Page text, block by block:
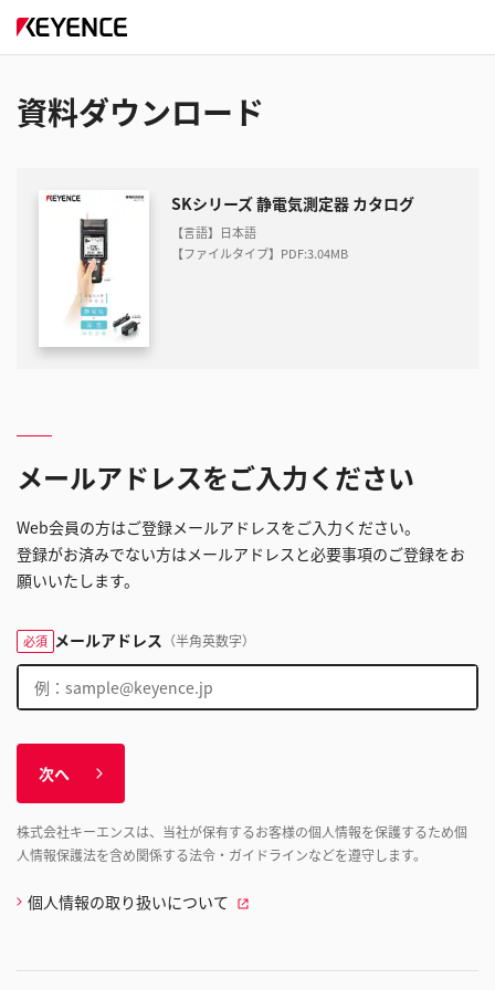
資料ダウンロード
SKシリーズ 静電気測定器 カタログ
【言語】日本語
【ファイルタイプ】PDF:3.04MB
メールアドレスをご入力ください
Web会員の方はご登録メールアドレスをご入力ください。
登録がお済みでない方はメールアドレスと必要事項のご登録をお
願いいたします。
必須 メールアドレス （半角英数字）
次へ
株式会社キーエンスは、当社が保有するお客様の個人情報を保護するため個
人情報保護法を含め関係する法令・ガイドラインなどを遵守します。
個人情報の取り扱いについて